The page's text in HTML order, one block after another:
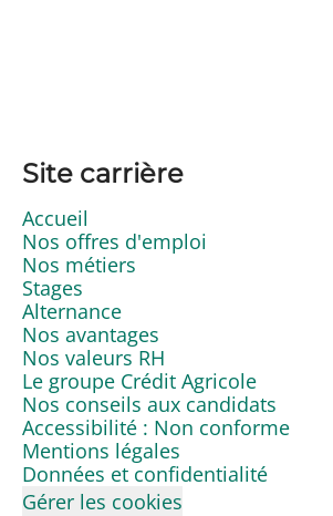
Site carrière
Accueil
Nos offres d'emploi
Nos métiers
Stages
Alternance
Nos avantages
Nos valeurs RH
Le groupe Crédit Agricole
Nos conseils aux candidats
Accessibilité : Non conforme
Mentions légales
Données et confidentialité
Gérer les cookies